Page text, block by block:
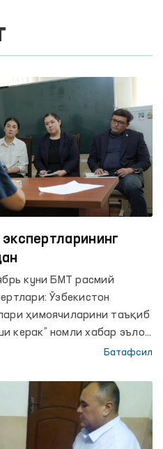
куни БМТ расмий
Ўзбекистон
ҳимоячиларини таъқиб
керак” номли хабар эълон
экспертлар
ва қамоқхонада
ҳақорат ва
бўлинаётганини
Батафсил